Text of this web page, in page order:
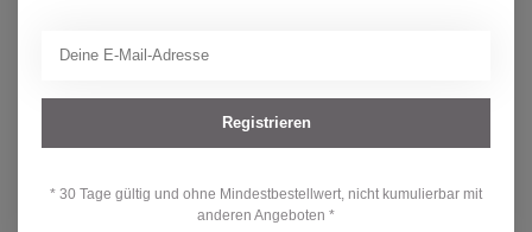
Zuletzt angesehen
-23%
Registrieren
* 30 Tage gültig und ohne Mindestbestellwert, nicht kumulierbar mit
anderen Angeboten *